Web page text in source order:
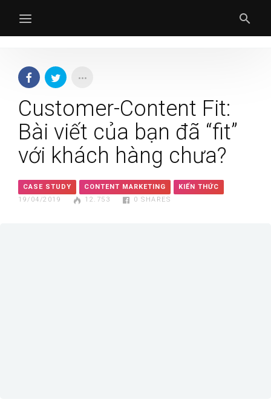
Customer-Content Fit:
Bài viết của bạn đã “fit”
với khách hàng chưa?
CASE STUDY CONTENT MARKETING
KIẾN THỨC
19/04/2019
12.753 0 SHARES